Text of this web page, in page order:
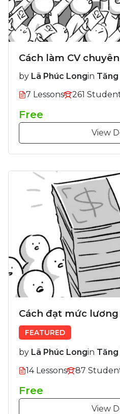
Cách làm CV
by Lã Phúc Longin
7 Lessons
261
Free
View
Cách đạt mức
FEATURED
by Lã Phúc Longin
14 Lessons
87
Free
View